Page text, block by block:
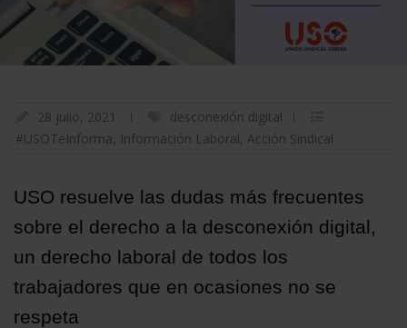
28 julio, 2021
desconexión digital
#USOTeInforma, Información Laboral, Acción Sindical
USO resuelve las dudas más frecuentes
sobre el derecho a la desconexión digital,
un derecho laboral de todos los
trabajadores que en ocasiones no se
respeta